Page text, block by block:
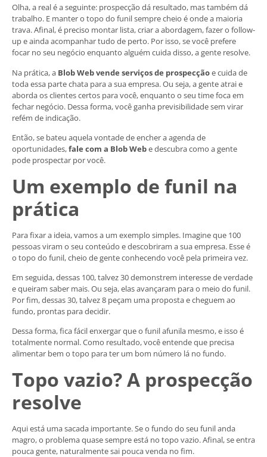
Olha, a real é a seguinte: prospecção dá resultado, mas também dá
trabalho. E manter o topo do funil sempre cheio é onde a maioria
trava. Afinal, é preciso montar lista, criar a abordagem, fazer o follow-
up e ainda acompanhar tudo de perto. Por isso, se você prefere
focar no seu negócio enquanto alguém cuida disso, a gente resolve.
Na prática, a Blob Web vende serviços de prospecçãoe cuida de
toda essa parte chata para a sua empresa. Ou seja, a gente atrai e
aborda os clientes certos para você, enquanto o seu time foca em
fechar negócio. Dessa forma, você ganha previsibilidade sem virar
refém de indicação.
Então, se bateu aquela vontade de encher a agenda de
oportunidades,fale com a Blob Webe descubra como a gente
pode prospectar por você.
Um exemplo de funil na
prática
Para fixar a ideia, vamos a um exemplo simples. Imagine que 100
pessoas viram o seu conteúdo e descobriram a sua empresa. Esse é
o topo do funil, cheio de gente conhecendo você pela primeira vez.
Em seguida, dessas 100, talvez 30 demonstrem interesse de verdade
e queiram saber mais. Ou seja, elas avançaram para o meio do funil.
Por fim, dessas 30, talvez 8 peçam uma proposta e cheguem ao
fundo, prontas para decidir.
Dessa forma, fica fácil enxergar que o funil afunila mesmo, e isso é
totalmente normal. Como resultado, você entende que precisa
alimentar bem o topo para ter um bom número lá no fundo.
Topo vazio? A prospecção
resolve
Aqui está uma sacada importante. Se o fundo do seu funil anda
magro, o problema quase sempre está no topo vazio. Afinal, se entra
pouca gente, naturalmente sai pouca venda no fim.